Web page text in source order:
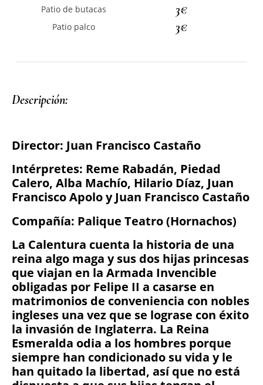
Patio de butacas 3€
Patio palco 3€
Descripción: